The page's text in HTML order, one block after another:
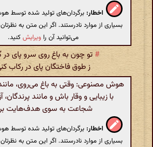
اخطار: برگردان‌های تولید شده توسط
بسیاری از موارد نادرستند. اگر این متن به
می‌توانید آن را ویرایشکنید.
# تو چون به باغ روی سرو پای در
ز طوق فاختگان پای در رکاب
هوش مصنوعی: وقتی به باغ می‌روی،
با زیبایی و وقار باش و مانند پرندگان،
شجاعت به سوی هدف‌هایت
اخطار: برگردان‌های تولید شده توسط
بسیاری از موارد نادرستند. اگر این متن به